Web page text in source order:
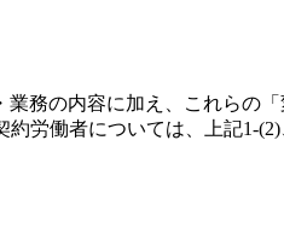
務の内容に加え、これらの
約労働者については、上記1-